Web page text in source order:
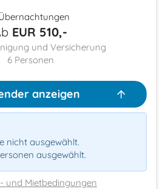
EUR 510,-
und Versicherung
6 Personen
anzeigen
nicht ausgewählt.
ausgewählt.
und Mietbedingungen